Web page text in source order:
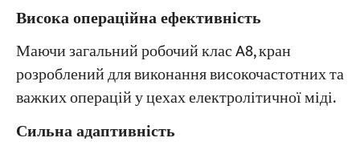
Висока операційна ефективність
Маючи загальний робочий клас A8, кран
розроблений для виконання високочастотних та
важких операцій у цехах електролітичної міді.
Сильна адаптивність